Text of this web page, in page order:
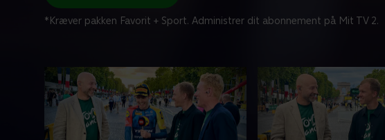
*Kræver pakken Favorit + Sport. Administrer dit abonnement på Mit TV 2.